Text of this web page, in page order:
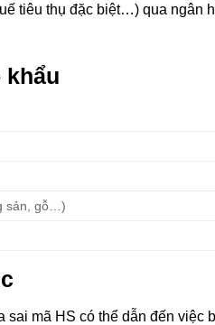
tiêu thụ đặc biệt…) qua
khẩu
sản, gỗ…)
sai mã HS có thể dẫn đến